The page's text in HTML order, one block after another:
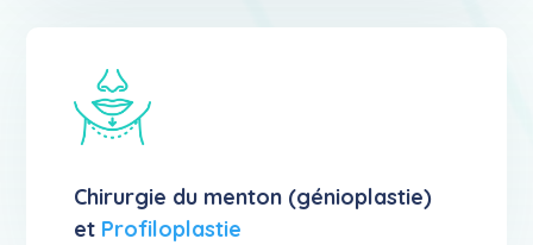
Chirurgie du menton (génioplastie)
et Profiloplastie